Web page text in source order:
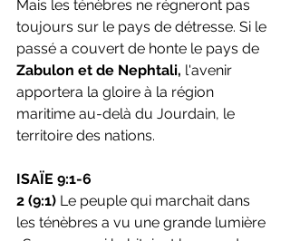
Mais les ténèbres ne régneront pas
toujours sur le pays de détresse. Si le
passé a couvert de honte le pays de
Zabulon et de Nephtali, l'avenir
apportera la gloire à la région
maritime au-delà du Jourdain, le
territoire des nations.
ISAÏE 9:1-6
2 (9:1) Le peuple qui marchait dans
les ténèbres a vu une grande lumière